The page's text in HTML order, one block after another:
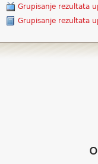
Grupisanje rezultata
Grupisanje rezultata